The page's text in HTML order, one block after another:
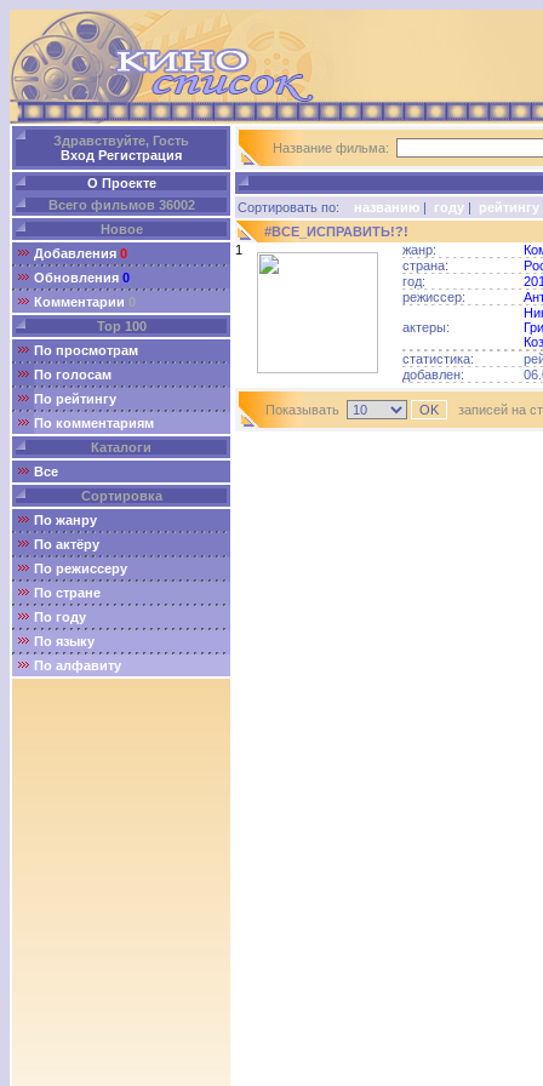
Здравствуйте, Гость
Вход Регистрация
О Проекте
Всего фильмов 36002
Новое
Добавления 0
Обновления 0
Комментарии 0
Top 100
По просмотрам
По голосам
По рейтингу
По комментариям
Каталоги
Все
Сортировка
По жанру
По актёру
По режиссеру
По стране
По году
По языку
По алфавиту
Название фильма:
Сортировать по: названию | году | рейтингу
#ВСЕ_ИСПРАВИТЬ!?!
1
жанр:
страна:
год:
режиссер:
актеры:
статистика:
добавлен:
Показывать записей на